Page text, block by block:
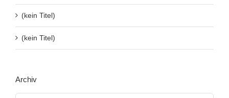
(kein Titel)
(kein Titel)
Archiv